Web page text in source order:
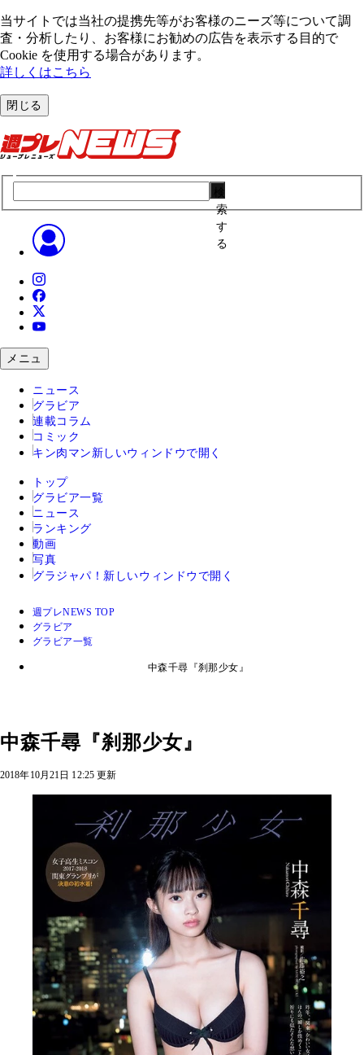
当サイトでは当社の提携先等がお客様のニーズ等について調
査・分析したり、お客様にお勧めの広告を表⽰する⽬的で
Cookie を使⽤する場合があります。
詳しくはこちら
閉じる
索
す
る
メニュ
ニュース
グラビア
連載コラム
コミック
キン肉マン 新しいウィンドウで開く
トップ
グラビア一覧
ニュース
ランキング
動画
写真
グラジャパ！ 新しいウィンドウで開く
週プレNEWS TOP
グラビア
グラビア一覧
中森千尋『刹那少女』
中森千尋『刹那少女』
2018年10月21日 12:25 更新